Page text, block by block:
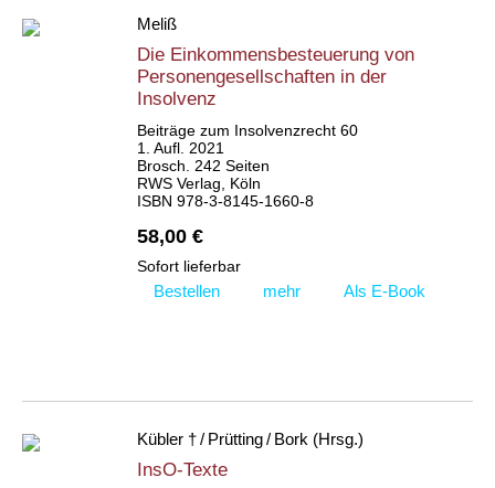
Meliß
Die Einkommensbesteuerung von
Personengesellschaften in der
Insolvenz
Beiträge zum Insolvenzrecht 60
1. Aufl. 2021
Brosch. 242 Seiten
RWS Verlag, Köln
ISBN 978-3-8145-1660-8
58,00 €
Sofort lieferbar
Bestellen mehr Als E-Book
Kübler † / Prütting / Bork (Hrsg.)
InsO-Texte